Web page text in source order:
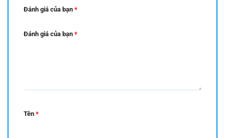
Đánh giá của bạn *
Đánh giá của bạn *
Tên *